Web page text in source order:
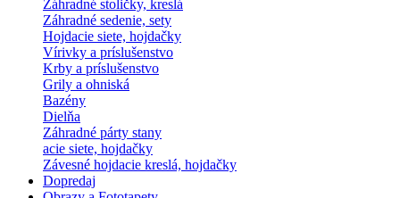
Záhradné stoličky, kreslá
Záhradné sedenie, sety
Hojdacie siete, hojdačky
Vírivky a príslušenstvo
Krby a príslušenstvo
Grily a ohniská
Bazény
Dielňa
Záhradné párty stany
acie siete, hojdačky
Závesné hojdacie kreslá, hojdačky
Dopredaj